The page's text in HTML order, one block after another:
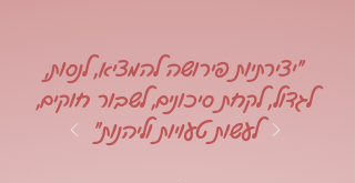
"יצירתיות פירושה להמציא, לנסות,
לגדול, לקחת סיכונים, לשבור חוקים,
לעשות טעויות וליהנות"